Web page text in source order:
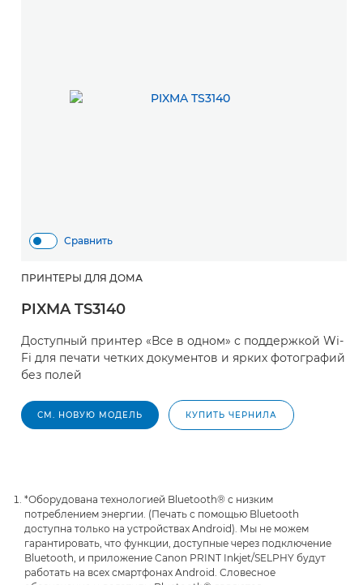
Сравнить
ПРИНТЕРЫ ДЛЯ ДОМА
PIXMA TS3140
Доступный принтер «Все в одном» с поддержкой Wi-
Fi для печати четких документов и ярких фотографий
без полей
СМ. НОВУЮ МОДЕЛЬ КУПИТЬ ЧЕРНИЛА
*Оборудована технологией Bluetooth® с низким
потреблением энергии. (Печать с помощью Bluetooth
доступна только на устройствах Android). Мы не можем
гарантировать, что функции, доступные через подключение
Bluetooth, и приложение Canon PRINT Inkjet/SELPHY будут
работать на всех смартфонах Android. Словесное